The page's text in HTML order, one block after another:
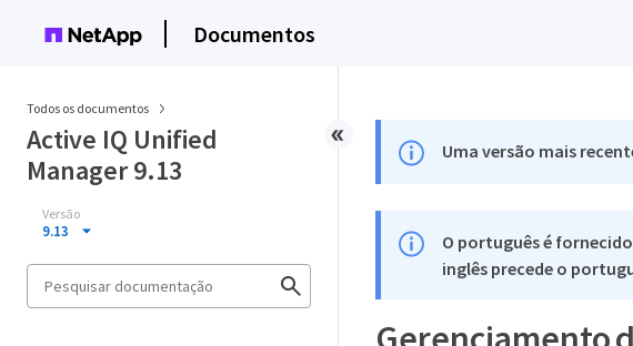
Documentos
Todos os documentos
Active IQ Unified
Manager 9.13
Versão
9.13
Uma versão mais
O português é
inglês precede o